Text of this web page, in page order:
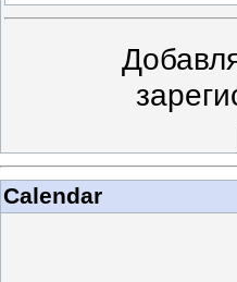
Calendar